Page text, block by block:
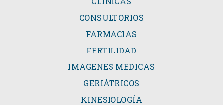
CONSULTORIOS
FARMACIAS
FERTILIDAD
IMAGENES MEDICAS
GERIÁTRICOS
KINESIOLOGÍA